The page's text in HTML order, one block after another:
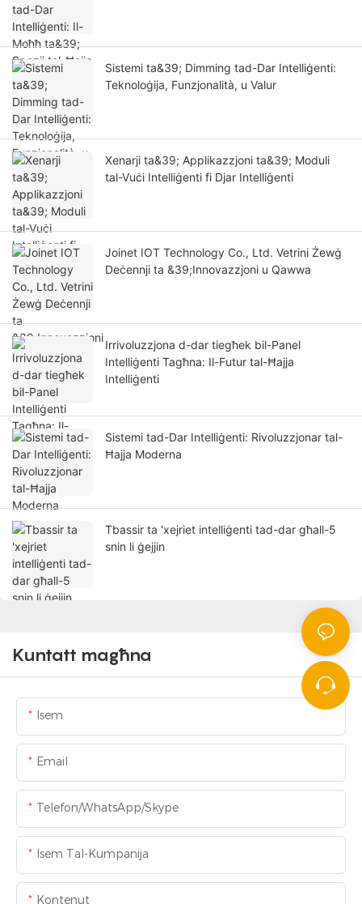
Sistemi ta&39; Dimming tad-Dar Intelliġenti:
Teknoloġija, Funzjonalità, u Valur
Xenarji ta&39; Applikazzjoni ta&39; Moduli
tal-Vuċi Intelliġenti fi Djar Intelliġenti
Joinet IOT Technology Co., Ltd. Vetrini Żewġ
Deċennji ta &39;Innovazzjoni u Qawwa
Irrivoluzzjona d-dar tiegħek bil-Panel
Intelliġenti Tagħna: Il-Futur tal-Ħajja
Intelliġenti
Sistemi tad-Dar Intelliġenti: Rivoluzzjonar tal-
Ħajja Moderna
Tbassir ta 'xejriet intelliġenti tad-dar għall-5
snin li ġejjin
Kuntatt magħna
Isem
Email
Telefon/WhatsApp/Skype
Isem Tal-Kumpanija
Kontenut